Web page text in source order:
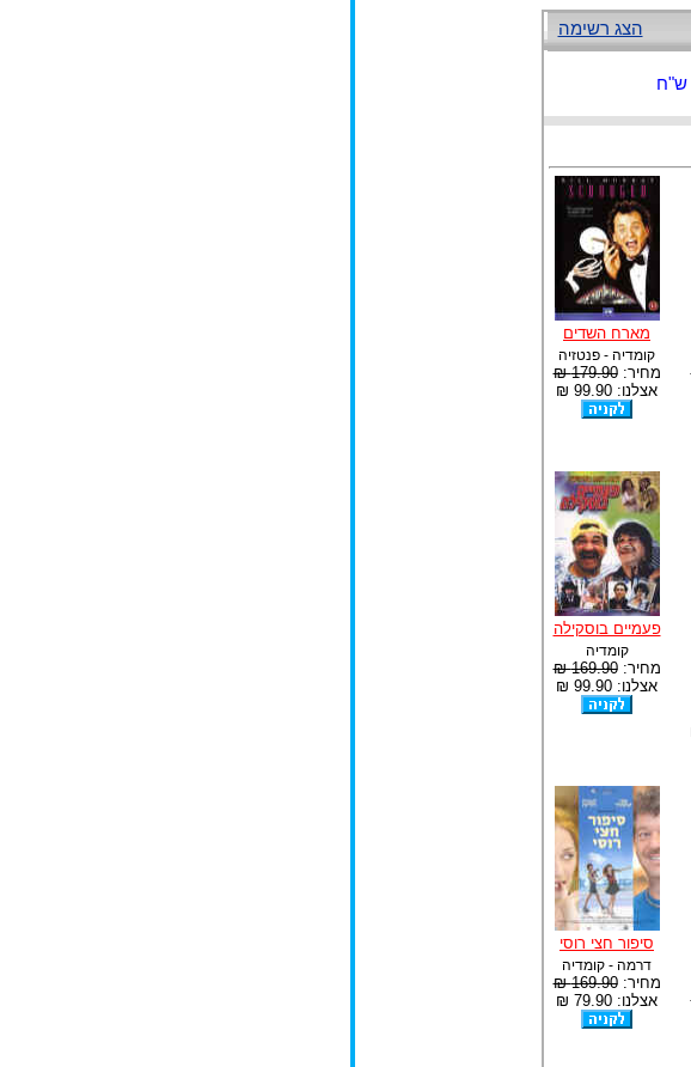
הצג רשימה
מארח השדים
קומדיה - פנטזיה
מחיר:179.90 ₪
אצלנו: 99.90 ₪
פעמיים בוסקילה
קומדיה
מחיר:169.90 ₪
אצלנו: 99.90 ₪
סיפור חצי רוסי
דרמה - קומדיה
מחיר:169.90 ₪
אצלנו: 79.90 ₪